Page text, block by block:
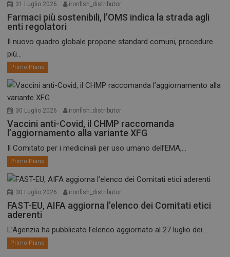
31 Luglio 2026 ironfish_distributor
Farmaci più sostenibili, l’OMS indica la strada agli
enti regolatori
Il nuovo quadro globale propone standard comuni, procedure
più...
Primo Piano
30 Luglio 2026 ironfish_distributor
Vaccini anti-Covid, il CHMP raccomanda
l’aggiornamento alla variante XFG
Il Comitato per i medicinali per uso umano dell’EMA,...
Primo Piano
30 Luglio 2026 ironfish_distributor
FAST-EU, AIFA aggiorna l’elenco dei Comitati etici
aderenti
L’Agenzia ha pubblicato l’elenco aggiornato al 27 luglio dei...
Primo Piano